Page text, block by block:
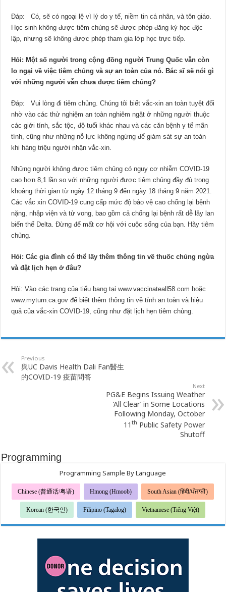
Đáp: Có, sẽ có ngoại lệ vì lý do y tế, niềm tin cá nhân, và tôn giáo.
Học sinh không được tiêm chủng sẽ được phép đăng ký học độc
lập, nhưng sẽ không được phép tham gia lớp học trực tiếp.
Hỏi: Một số người trong cộng đồng người Trung Quốc vẫn còn
lo ngại về việc tiêm chủng và sự an toàn của nó. Bác sĩ sẽ nói gì
với những người vẫn chưa được tiêm chủng?
Đáp: Vui lòng đi tiêm chủng. Chúng tôi biết vắc-xin an toàn tuyệt đối
nhờ vào các thử nghiệm an toàn nghiêm ngặt ở những người thuộc
các giới tính, sắc tộc, độ tuổi khác nhau và các căn bệnh y tế mãn
tính, cũng như những nỗ lực không ngừng để giám sát sự an toàn
khi hàng triệu người nhận vắc-xin.
Những người không được tiêm chủng có nguy cơ nhiễm COVID-19
cao hơn 8,1 lần so với những người được tiêm chủng đầy đủ trong
khoảng thời gian từ ngày 12 tháng 9 đến ngày 18 tháng 9 năm 2021.
Các vắc xin COVID-19 cung cấp mức độ bảo vệ cao chống lại bệnh
nặng, nhập viện và tử vong, bao gồm cả chống lại bệnh rất dễ lây lan
biến thể Delta. Đừng để mất cơ hội với cuộc sống của bạn. Hãy tiêm
chủng.
Hỏi: Các gia đình có thể lấy thêm thông tin về thuốc chủng ngừa
và đặt lịch hẹn ở đâu?
Hỏi: Vào các trang của tiểu bang tại www.vaccinateall58.com hoặc
www.myturn.ca.gov để biết thêm thông tin về tính an toàn và hiệu
quả của vắc-xin COVID-19, cũng như đặt lịch hẹn tiêm chủng.
Previous
與UC Davis Health Dali Fan醫生
的COVID-19 疫苗問答
Next
PG&E Begins Issuing Weather
‘All Clear’ in Some Locations
Following Monday, October
11 th Public Safety Power
Shutoff
Programming
Programming Sample By Language
Chinese (普通话/粤语) Hmong (Hmoob) South Asian (हिंदी/ਪੰਜਾਬੀ)
Korean (한국인) Filipino (Tagalog) Vietnamese (Tiếng Việt)